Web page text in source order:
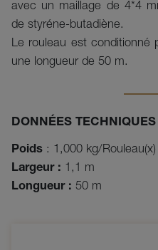
avec un maillage de 4*4
de styréne-butadiène.
Le rouleau est conditionné
une longueur de 50 m.
DONNÉES TECHNIQUES
Poids : 1,000 kg/Rouleau(x)
Largeur : 1,1 m
Longueur : 50 m